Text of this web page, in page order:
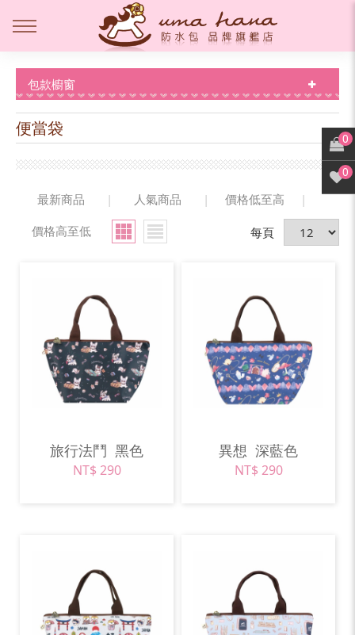
包款櫥窗
便當袋
最新商品 | 人氣商品 | 價格低至高
|
價格高至低
每頁
旅行法鬥 黑色
NT$ 290
異想 深藍色
NT$ 290
0
0